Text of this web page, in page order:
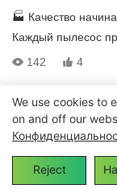
🏭 Качество
Каждый пылесос
отправкой:
✅ Тест мощности
Надежное
производство.
📩 Мы принимаем
#Пылесос
142 4
Авторское право
We use cookies to
on and off our
Reject